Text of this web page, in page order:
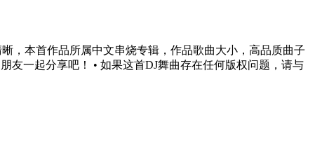
，本首作品所属中文串烧专辑，作品歌曲大小，高品质曲子
友一起分享吧！ • 如果这首DJ舞曲存在任何版权问题，请与